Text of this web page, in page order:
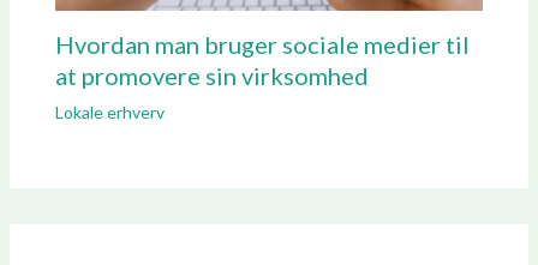
Hvordan man bruger sociale medier til
at promovere sin virksomhed
Lokale erhverv